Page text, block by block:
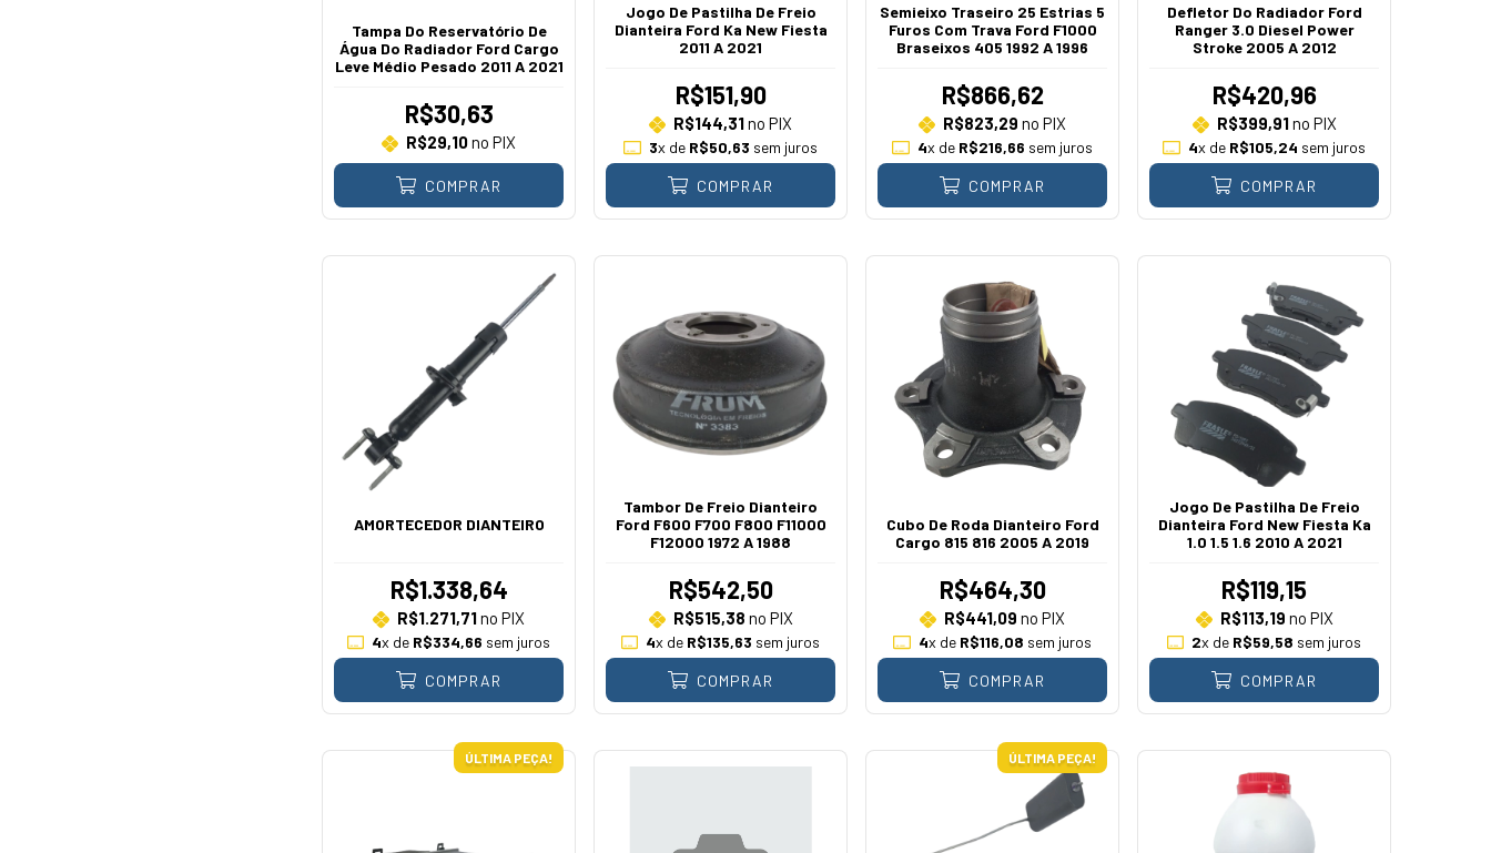
Tampa Do Reservatório De
Água Do Radiador Ford Cargo
Leve Médio Pesado 2011 A 2021
R$30,63
R$29,10no PIX
COMPRAR
Jogo De Pastilha De Freio
Dianteira Ford Ka New Fiesta
2011 A 2021
R$151,90
R$144,31no PIX
3x de R$50,63 sem juros
COMPRAR
Semieixo Traseiro 25 Estrias 5
Furos Com Trava Ford F1000
Braseixos 405 1992 A 1996
R$866,62
R$823,29 no PIX
4x de R$216,66 sem juros
COMPRAR
Defletor Do Radiador Ford
Ranger 3.0 Diesel Power
Stroke 2005 A 2012
R$420,96
R$399,91no PIX
4x de R$105,24 sem juros
COMPRAR
AMORTECEDOR DIANTEIRO
R$1.338,64
R$1.271,71no PIX
4x de R$334,66 sem juros
COMPRAR
Tambor De Freio Dianteiro
Ford F600 F700 F800 F11000
F12000 1972 A 1988
R$542,50
R$515,38 no PIX
4x de R$135,63 sem juros
COMPRAR
Cubo De Roda Dianteiro Ford
Cargo 815 816 2005 A 2019
R$464,30
R$441,09 no PIX
4x de R$116,08 sem juros
COMPRAR
Jogo De Pastilha De Freio
Dianteira Ford New Fiesta Ka
1.0 1.5 1.6 2010 A 2021
R$119,15
R$113,19 no PIX
2x de R$59,58 sem juros
COMPRAR
ÚLTIMA PEÇA! ÚLTIMA PEÇA!